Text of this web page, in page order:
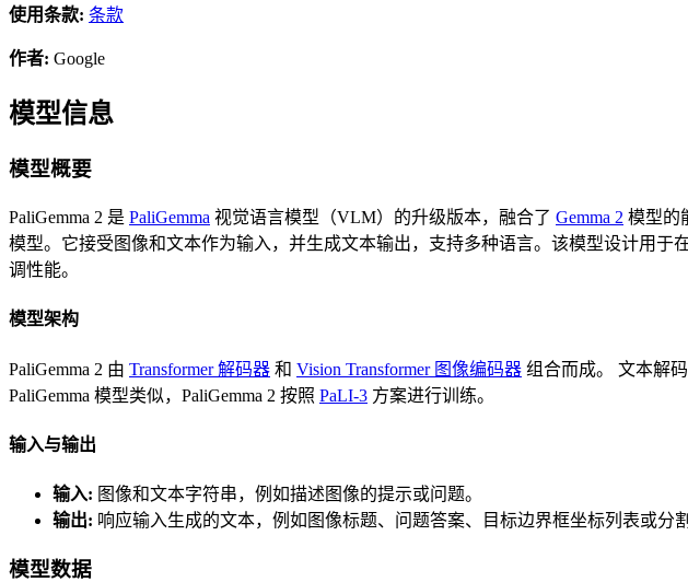
使用条款: 条款
作者: Google
模型信息
模型概要
PaliGemma 2 是 PaliGemma 视觉语言模型（VLM）的升级版本，融合了 Gemma 2 模型的
模型。它接受图像和文本作为输入，并生成文本输出，支持多种语言。该模型设计用
调性能。
模型架构
PaliGemma 2 由 Transformer 解码器 和 Vision Transformer 图像编码器 组合而成。 文本解
PaliGemma 模型类似，PaliGemma 2 按照 PaLI-3 方案进行训练。
输入与输出
输入: 图像和文本字符串，例如描述图像的提示或问题。
输出: 响应输入生成的文本，例如图像标题、问题答案、目标边界框坐标列表或分割
模型数据